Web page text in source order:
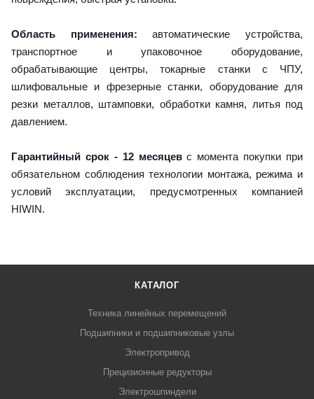
Область применения: автоматические устройства,
транспортное и упаковочное оборудование,
обрабатывающие центры, токарные станки с ЧПУ,
шлифовальные и фрезерные станки, оборудование для
резки металлов, штамповки, обработки камня, литья под
давлением.
Гарантийный срок - 12 месяцевс момента покупки при
обязательном соблюдения технологии монтажа, режима и
условий эксплуатации, предусмотренных компанией
HIWIN.
КАТАЛОГ
Техника линейных перемещений
Подшипники и подшипниковые узлы
Электропривод
Прецизионные редукторы
Электрошпиндели